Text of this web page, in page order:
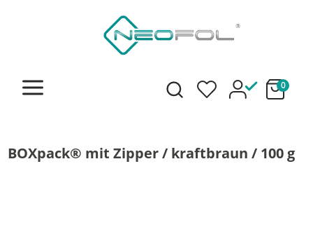
0
BOXpack® mit Zipper / kraftbraun / 100 g